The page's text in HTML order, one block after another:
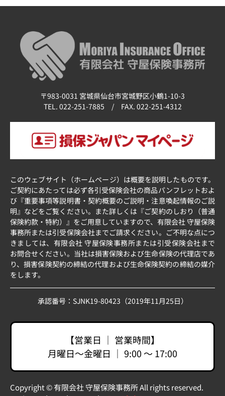
〒983-0031 宮城県仙台市宮城野区小鶴1-10-3
TEL. 022-251-7885 / FAX. 022-251-4312
このウェブサイト（ホームページ）は概要を説明したものです。
ご契約にあたっては必ず各引受保険会社の商品パンフレットおよ
び『重要事項等説明書・契約概要のご説明・注意喚起情報のご説
明』などをご覧ください。また詳しくは『ご契約のしおり（普通
保険約款・特約）』をご用意していますので、有限会社 守屋保険
事務所または引受保険会社までご請求ください。ご不明な点につ
きましては、有限会社 守屋保険事務所または引受保険会社まで
お問合せください。当社は損害保険および生命保険の代理店であ
り、損害保険契約の締結の代理および生命保険契約の締結の媒介
をします。
承認番号：SJNK19-80423（2019年11月25日）
【営業日 ｜ 営業時間】
月曜日〜金曜日 ｜ 9:00 〜 17:00
Copyright © 有限会社 守屋保険事務所 All rights reserved.